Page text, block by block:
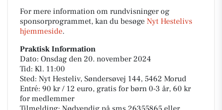
For mere information om rundvisninger og
sponsorprogrammet, kan du besøge Nyt Hestelivs
hjemmeside.
Praktisk Information
Dato: Onsdag den 20. november 2024
Tid: Kl. 11:00
Sted: Nyt Hesteliv, Søndersøvej 144, 5462 Morud
Entré: 90 kr / 12 euro, gratis for børn 0-3 år, 60 kr
for medlemmer